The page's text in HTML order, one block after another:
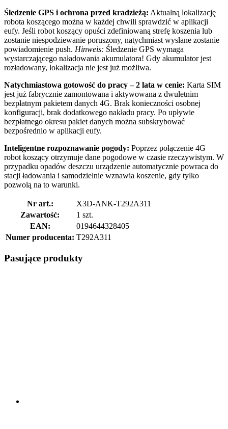
Śledzenie GPS i ochrona przed kradzieżą: Aktualną lokalizację
robota koszącego można w każdej chwili sprawdzić w aplikacji
eufy. Jeśli robot koszący opuści zdefiniowaną strefę koszenia lub
zostanie niespodziewanie poruszony, natychmiast wysłane zostanie
powiadomienie push. Hinweis: Śledzenie GPS wymaga
wystarczającego naładowania akumulatora! Gdy akumulator jest
rozładowany, lokalizacja nie jest już możliwa.
Natychmiastowa gotowość do pracy – 2 lata w cenie: Karta SIM
jest już fabrycznie zamontowana i aktywowana z dwuletnim
bezpłatnym pakietem danych 4G. Brak konieczności osobnej
konfiguracji, brak dodatkowego nakładu pracy. Po upływie
bezpłatnego okresu pakiet danych można subskrybować
bezpośrednio w aplikacji eufy.
Inteligentne rozpoznawanie pogody: Poprzez połączenie 4G
robot koszący otrzymuje dane pogodowe w czasie rzeczywistym. W
przypadku opadów deszczu urządzenie automatycznie powraca do
stacji ładowania i samodzielnie wznawia koszenie, gdy tylko
pozwolą na to warunki.
Nr art.:
X3D-ANK-T292A311
Zawartość:
1 szt.
EAN:
0194644328405
Numer producenta: T292A311
Pasujące produkty